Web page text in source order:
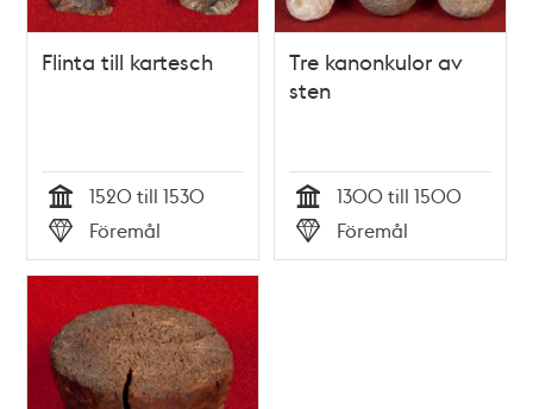
Flinta till kartesch
Tid
1520 till 1530
Typ
Föremål
Tre kanonkulor av
sten
Tid
1300 till 1500
Typ
Föremål